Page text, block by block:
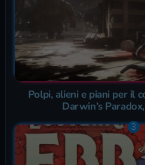
Polpi, alieni e piani per il
Darwin’s